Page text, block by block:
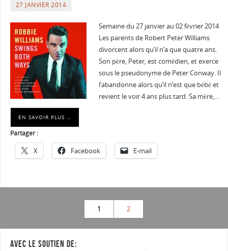
27 JANVIER 2014
Semaine du 27 janvier au 02 février 2014
Les parents de Robert Peter Williams
divorcent alors qu’il n’a que quatre ans.
Son père, Peter, est comédien, et exerce
sous le pseudonyme de Peter Conway. Il
l’abandonne alors qu’il n’est que bébé et
revient le voir 4 ans plus tard. Sa mère,…
EN SAVOIR PLUS …
Partager :
X Facebook E-mail
1 2
AVEC LE SOUTIEN DE: